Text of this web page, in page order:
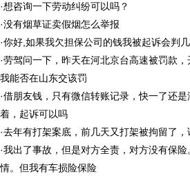
·想咨询一下劳动纠纷可以吗？
·没有烟草证卖假烟怎么举报
·你好,如果我欠担保公司的钱我被起诉会判
·劳驾问一下，昨天在河北京台高速被罚款
我能否在山东交该罚
·借朋友钱，只有微信转账记录，快一了还
着，起诉可以吗
·去年有打架案底，前几天又打架被拘留了
·我出了事故，但是对方全责，对方没有保
情。但我有车损险保险